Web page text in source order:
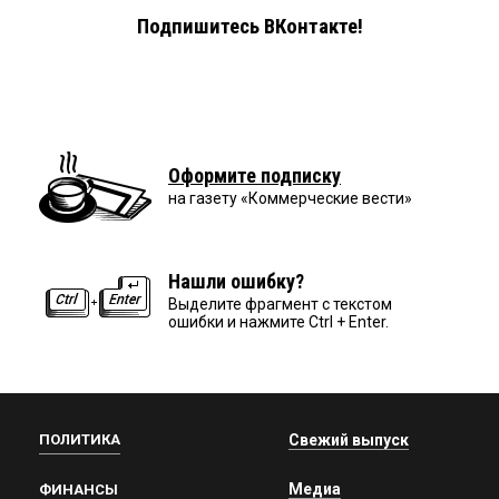
Подпишитесь ВКонтакте!
Оформите подписку
на газету «Коммерческие вести»
Нашли ошибку?
Выделите фрагмент с текстом
ошибки и нажмите Ctrl + Enter.
ПОЛИТИКА
ФИНАНСЫ
Свежий выпуск
Медиа